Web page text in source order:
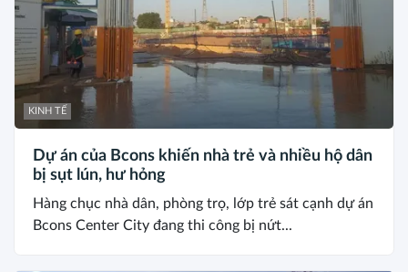
KINH TẾ
Dự án của Bcons khiến nhà trẻ và nhiều hộ dân
bị sụt lún, hư hỏng
Hàng chục nhà dân, phòng trọ, lớp trẻ sát cạnh dự án
Bcons Center City đang thi công bị nứt...